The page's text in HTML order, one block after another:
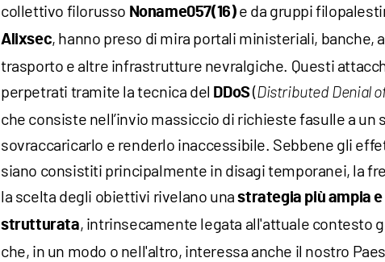
collettivo filorusso Noname057(16)e da gruppi
Alixsec, hanno preso di mira portali ministeriali, banche,
trasporto e altre infrastrutture nevralgiche. Questi
perpetrati tramite la tecnica del DDoS(Distributed Denial
che consiste nell’invio massiccio di richieste fasulle a un
sovraccaricarlo e renderlo inaccessibile. Sebbene gli
siano consistiti principalmente in disagi temporanei, la
la scelta degli obiettivi rivelano unastrategia più ampia e
strutturata, intrinsecamente legata all'attuale contesto
che, in un modo o nell'altro, interessa anche il nostro